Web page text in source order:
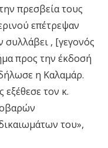
πρεσβεία τους
επέτρεψαν
συλλάβει , [γεγονός
προς την έκδοσή
η Καλαμάρ.
εξέθεσε τον κ.
του»,